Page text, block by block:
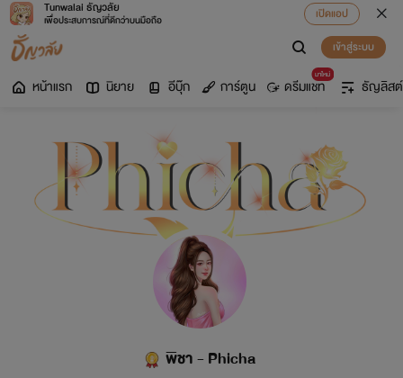
Tunwalai ธัญวลัย
เพื่อประสบการณ์ที่ดีกว่าบนมือถือ
เปิดแอป
เข้าสู่ระบบ
หน้าแรก นิยาย อีบุ๊ก การ์ตูน
มาใหม่
ดรีมแชท ธัญลิสต์
พิชา - Phicha